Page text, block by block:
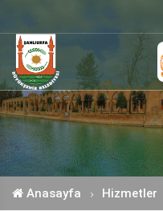
Anasayfa Hizmetler